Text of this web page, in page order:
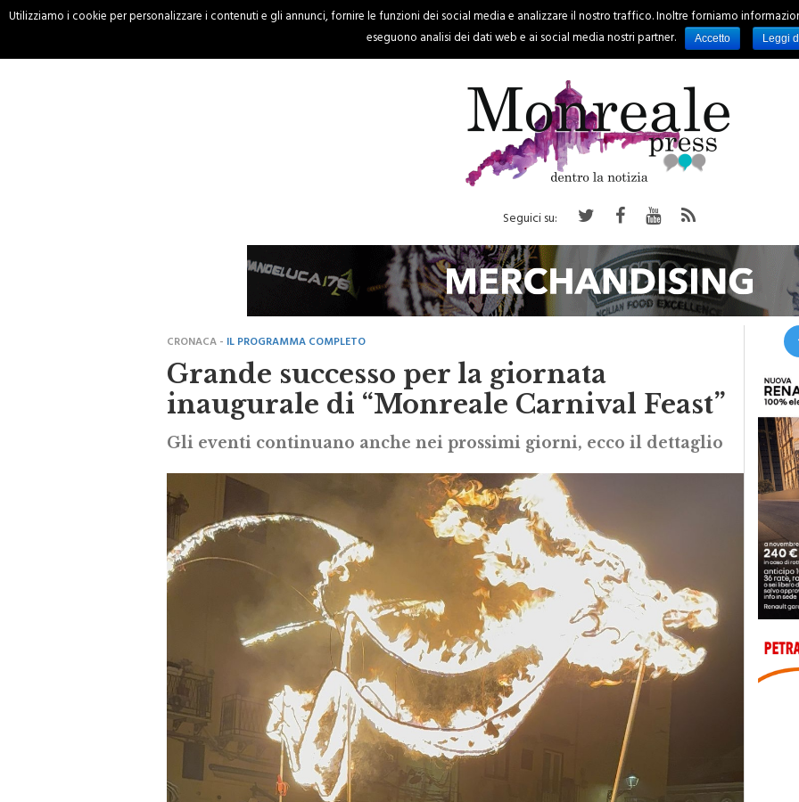
HOME CRONACA PALERMO REGIONE EVENTI RUBRICHE SPORT
Seguici su:
Grande successo per la giornata
inaugurale di “Monreale Carnival Feast”
Gli eventi continuano anche nei prossimi giorni, ecco il dettaglio
Utilizziamo i cookie per personalizzare i contenuti e gli annunci, fornire le funzioni dei social media e analizzare il nostro traffico. Inoltre forniamo
eseguono analisi dei dati web e ai social media nostri partner.
Accetto Leggi